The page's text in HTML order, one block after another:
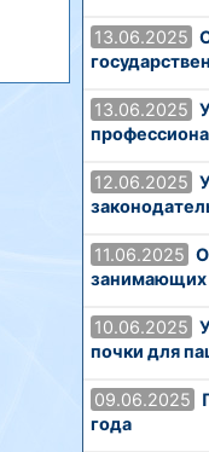
13.06.2025
13.06.2025
12.06.2025
11.06.2025
занимающих
10.06.2025
почки для
09.06.2025
года